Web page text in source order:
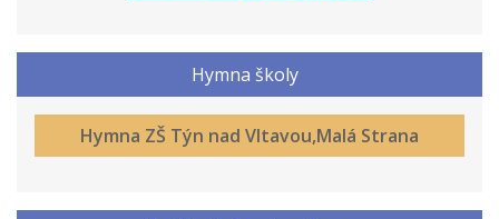
Hymna školy
Hymna ZŠ Týn nad Vltavou,Malá Strana